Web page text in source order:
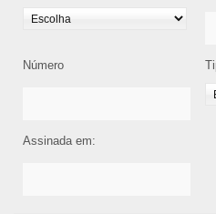
Número
Assinada em: